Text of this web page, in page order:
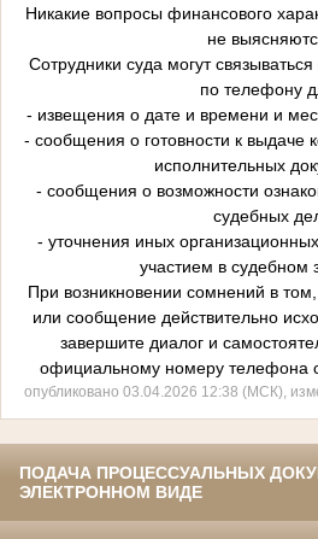
Никакие вопросы финансового
не
Сотрудники суда могут
по телефону
- извещения о дате и времени и
- сообщения о готовности к выдаче
исполнительных
- сообщения о возможности
судебных
- уточнения иных
участием в судебном
При возникновении сомнений в
или сообщение действительно
завершите диалог и
официальному номеру телефона
опубликовано 03.04.2026 12:38 (МСК),
ПОДАЧА ПРОЦЕССУАЛЬНЫХ
ЭЛЕКТРОННОМ ВИДЕ